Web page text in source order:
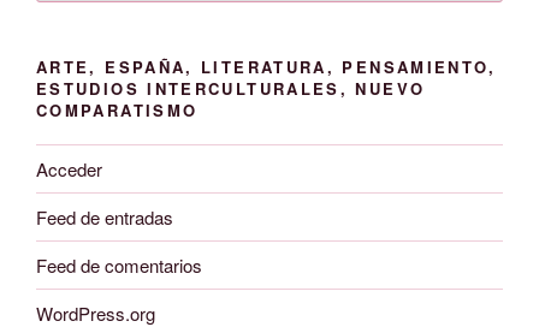
ARTE, ESPAÑA, LITERATURA, PENSAMIENTO,
ESTUDIOS INTERCULTURALES, NUEVO
COMPARATISMO
Acceder
Feed de entradas
Feed de comentarios
WordPress.org